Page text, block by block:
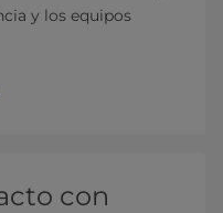
y los equipos
con